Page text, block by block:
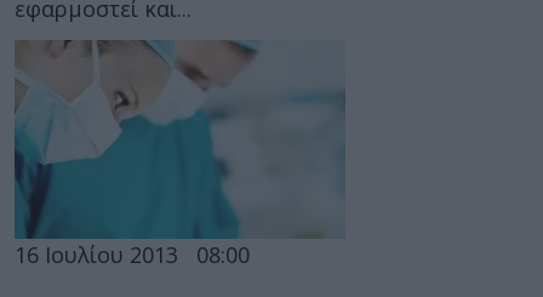
εφαρμοστεί και...
16 Ιουλίου 2013 08:00